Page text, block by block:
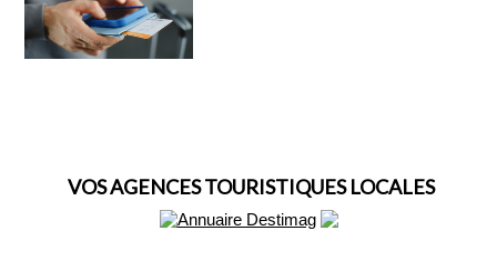
VOS AGENCES TOURISTIQUES LOCALES